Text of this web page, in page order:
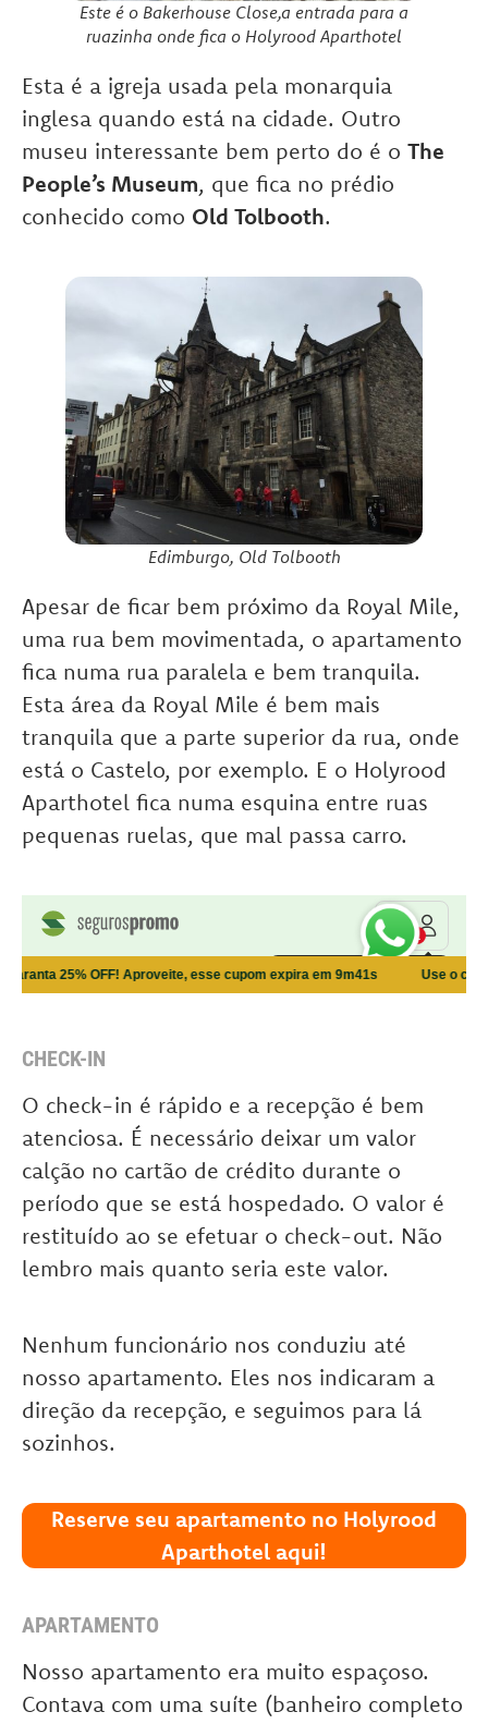
Este é o Bakerhouse Close,a entrada para a
ruazinha onde fica o Holyrood Aparthotel
Esta é a igreja usada pela monarquia
inglesa quando está na cidade. Outro
museu interessante bem perto do é o The
People’s Museum, que fica no prédio
conhecido como Old Tolbooth.
Edimburgo, Old Tolbooth
Apesar de ficar bem próximo da Royal Mile,
uma rua bem movimentada, o apartamento
fica numa rua paralela e bem tranquila.
Esta área da Royal Mile é bem mais
tranquila que a parte superior da rua, onde
está o Castelo, por exemplo. E o Holyrood
Aparthotel fica numa esquina entre ruas
pequenas ruelas, que mal passa carro.
CHECK-IN
O check-in é rápido e a recepção é bem
atenciosa. É necessário deixar um valor
calção no cartão de crédito durante o
período que se está hospedado. O valor é
restituído ao se efetuar o check-out. Não
lembro mais quanto seria este valor.
Nenhum funcionário nos conduziu até
nosso apartamento. Eles nos indicaram a
direção da recepção, e seguimos para lá
sozinhos.
Reserve seu apartamento no Holyrood
Aparthotel aqui!
APARTAMENTO
Nosso apartamento era muito espaçoso.
Contava com uma suíte (banheiro completo